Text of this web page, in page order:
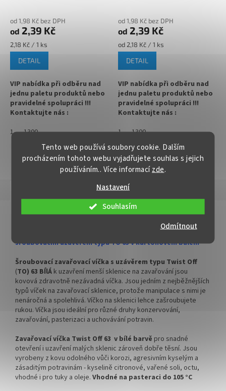
Tento web používá soubory cookie. Dalším
procházením tohoto webu vyjadřujete souhlas s jejich
používáním.. Více informacízde.
Nastavení
Odmítnout
Souhlasím
objednejteZDE
objednejteZDE
od 1,98 Kč bez DPH
od 2,39 Kč
Měrná
cena:
2,18 Kč / 1 ks
DETAIL
VIP nabídka při odběru nad
jednu paletu produktů nebo
pravidelné spolupráci !!!
Kontaktujte nás :
Víčko na sklenici s uzávěrem
typu Twist Off 63
✅ Šroubovací víčko pro snadné
✅ Různé varianty víček TO 63
celý karton
✅ Víčka skladem a ihned k
odeslání!
Kupte karton víček a máte
na něj dopravu ZDARMA!
1 1300
od 1,98 Kč bez DPH
od 2,39 Kč
Měrná
cena:
od 2,18 Kč / 1 ks
DETAIL
VIP nabídka při odběru nad
jednu paletu produktů nebo
pravidelné spolupráci !!!
Kontaktujte nás :
✅
Víčko na sklenici s uzávěrem
typu Twist Off 63
✅ Šroubovací víčko pro snadné
✅ Různé varianty víček TO 63
objednejte
✅ Pro výhodnější cenu kupte
✅ Víčka skladem a ihned k
odeslání!
Kupte karton víček a máte
na něj dopravu ZDARMA!
1 1300
ZOBRAZIT VŠECHNY PODOBNÉ PRODUKTY
Detailní popis produktu
šroubovacím uzávěrem typu TO 63 v kartónovém balení
Šroubovací zavařovací víčka s uzávěrem typu Twist Off
(TO) 63 BÍlÁ k uzavření menší sklenice na zavařování jsou
kovová zdravotně nezávadná víčka. Jsou jedním z nejběžnějších
typů víček na zavařovací sklenice, protože manipulace s nimi je
nenáročná a spolehlivá. Víčko na sklenici lehce zašroubujete
rukou. Víčka jsou ideální pro různé druhy konzervování,
zavařování, pasterizaci a uchovávání potravin.
Zavařovací víčka Twist Off 63 v bílé barvě pro snadné
otevření i uzavření malých sklenic zároveň dobře těsní. Jsou
vyrobeny z kovu odolného vůči korozi, agresivním kyselým a
zásaditým potravinám - kyselině citronové, vařené soli, octu,
vhodné i pro tuky a oleje. Vhodné na pasteraci do 105 °C